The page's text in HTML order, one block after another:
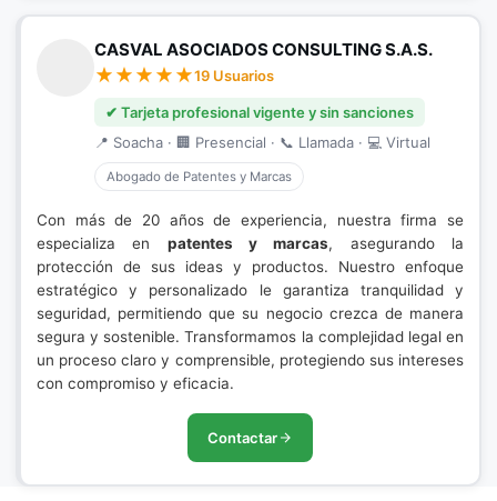
CASVAL ASOCIADOS CONSULTING S.A.S.
19 Usuarios
✔ Tarjeta profesional vigente y sin sanciones
📍 Soacha · 🏢 Presencial · 📞 Llamada · 💻 Virtual
Abogado de Patentes y Marcas
Con más de 20 años de experiencia, nuestra firma se
especializa en patentes y marcas, asegurando la
protección de sus ideas y productos. Nuestro enfoque
estratégico y personalizado le garantiza tranquilidad y
seguridad, permitiendo que su negocio crezca de manera
segura y sostenible. Transformamos la complejidad legal en
un proceso claro y comprensible, protegiendo sus intereses
con compromiso y eficacia.
Contactar